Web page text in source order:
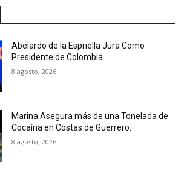
Abelardo de la Espriella Jura Como
Presidente de Colombia
8 agosto, 2026
Marina Asegura más de una Tonelada de
Cocaína en Costas de Guerrero.
8 agosto, 2026